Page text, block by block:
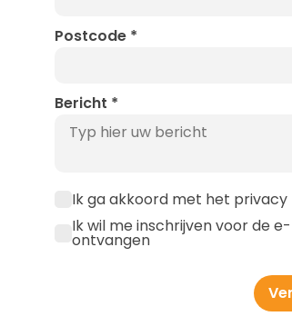
Postcode *
Bericht *
Ik ga akkoord met het privacy
Ik wil me inschrijven voor de
ontvangen